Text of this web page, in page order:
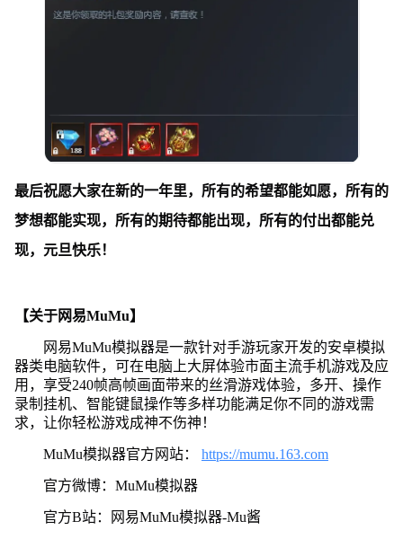
最后祝愿大家在新的一年里，所有的希望都能如愿，所有的
梦想都能实现，所有的期待都能出现，所有的付出都能兑
现，元旦快乐！
【关于网易MuMu】
网易MuMu模拟器是一款针对手游玩家开发的安卓模拟
器类电脑软件，可在电脑上大屏体验市面主流手机游戏及应
用，享受240帧高帧画面带来的丝滑游戏体验，多开、操作
录制挂机、智能键鼠操作等多样功能满足你不同的游戏需
求，让你轻松游戏成神不伤神！
MuMu模拟器官方网站： https://mumu.163.com
官方微博：MuMu模拟器
官方B站：网易MuMu模拟器-Mu酱